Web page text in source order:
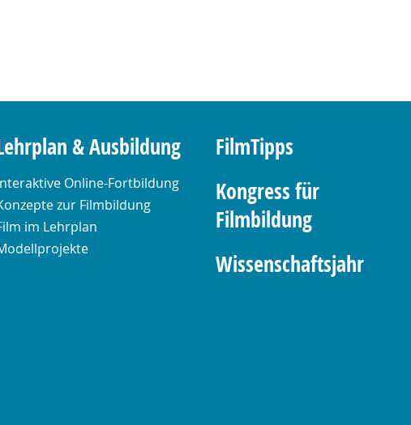
& Ausbildung
Online-Fortbildung
zur Filmbildung
im Lehrplan
FilmTipps
Kongress für
Filmbildung
Wissenschaftsjahr